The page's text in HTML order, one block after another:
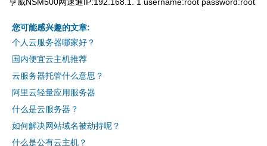
您可能感兴趣的文章:
个人云服务器哪家好？
国内便宜云主机推荐
云服务器托管什么意思？
阿里云轻量应用服务器
什么是云服务器？
如何解决网站域名被劫持呢？
什么是公有云主机？